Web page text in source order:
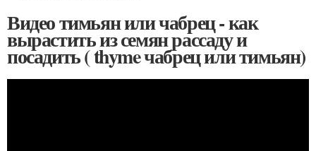
Видео тимьян или чабрец - как
вырастить из семян рассаду и
посадить ( thyme чабрец или тимьян)